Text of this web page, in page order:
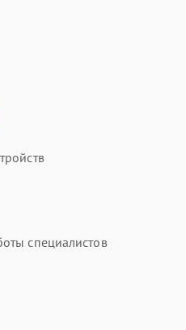
специалистов